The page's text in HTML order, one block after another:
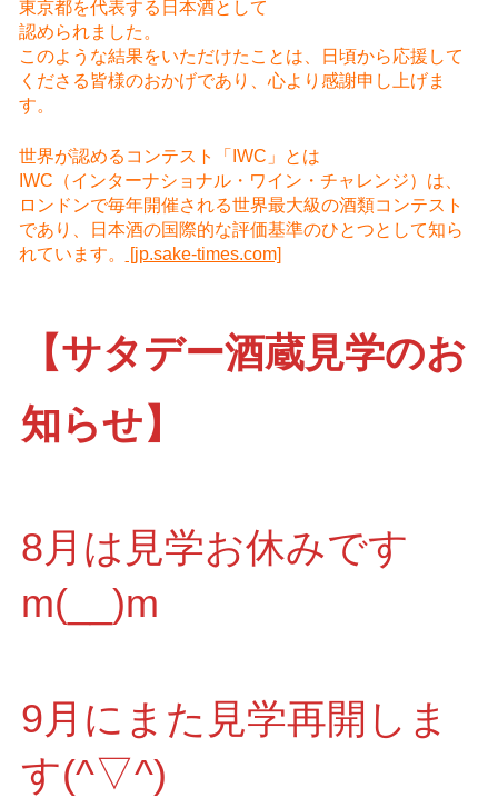
東京都を代表する日本酒として
認められました。
このような結果をいただけたことは、日頃から応援して
くださる皆様のおかげであり、心より感謝申し上げま
す。
世界が認めるコンテスト「IWC」とは
IWC（インターナショナル・ワイン・チャレンジ）は、
ロンドンで毎年開催される世界最大級の酒類コンテスト
であり、日本酒の国際的な評価基準のひとつとして知ら
れています。
[jp.sake-times.com]
【サタデー酒蔵見学のお
知らせ】
8月は見学お休みです
m(__)m
9月にまた見学再開しま
す(^▽^)